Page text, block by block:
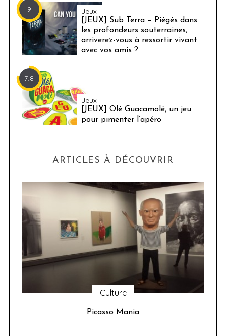
9 Jeux
[JEUX] Sub Terra – Piégés dans
les profondeurs souterraines,
arriverez-vous à ressortir vivant
avec vos amis ?
7.8
Jeux
[JEUX] Olé Guacamolé, un jeu
pour pimenter l’apéro
ARTICLES À DÉCOUVRIR
Culture
Picasso Mania